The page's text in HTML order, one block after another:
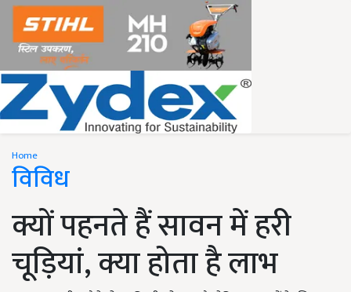
Home
विविध
क्यों पहनते हैं सावन में हरी
चूड़ियां, क्या होता है लाभ